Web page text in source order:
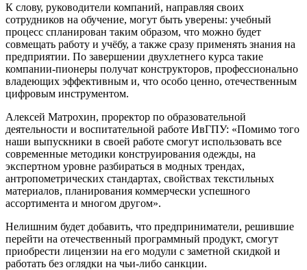
К слову, руководители компаний, направляя своих
сотрудников на обучение, могут быть уверены: учебный
процесс спланирован таким образом, что можно будет
совмещать работу и учёбу, а также сразу применять знания на
предприятии. По завершении двухлетнего курса такие
компании-пионеры получат конструкторов, профессионально
владеющих эффективным и, что особо ценно, отечественным
цифровым инструментом.
Алексей Матрохин, проректор по образовательной
деятельности и воспитательной работе ИвГПУ: «Помимо того
наши выпускники в своей работе смогут использовать все
современные методики конструирования одежды, на
экспертном уровне разбираться в модных трендах,
антропометрических стандартах, свойствах текстильных
материалов, планирования коммерчески успешного
ассортимента и многом другом».
Нелишним будет добавить, что предприниматели, решившие
перейти на отечественный программный продукт, смогут
приобрести лицензии на его модули с заметной скидкой и
работать без оглядки на чьи-либо санкции.